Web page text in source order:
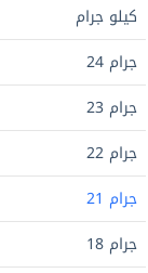
كيلو جرام
جرام 24
جرام 23
جرام 22
جرام 21
جرام 18